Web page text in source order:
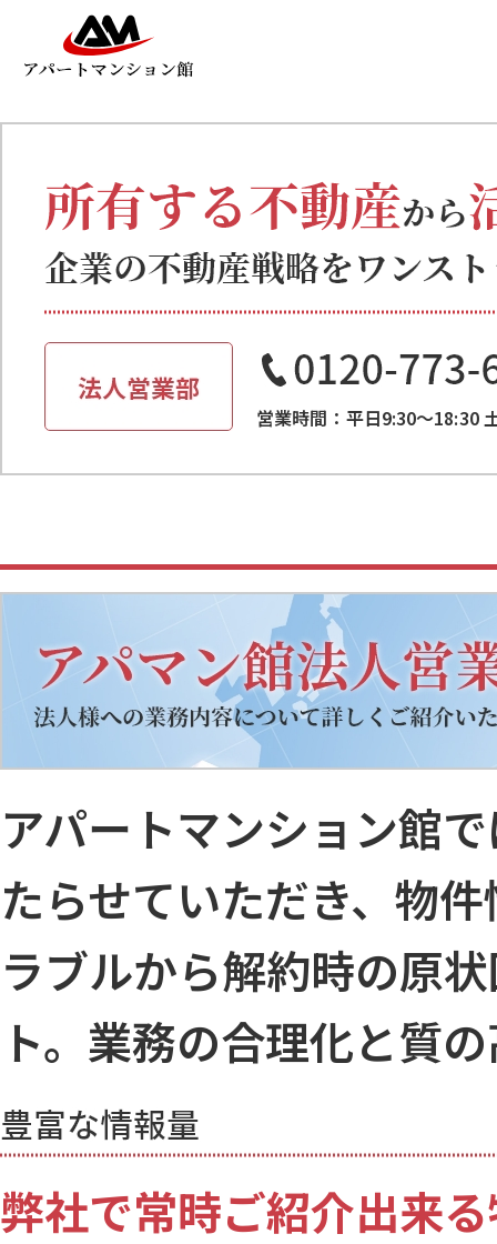
営業時間：平日9:30～18:30
アパートマンション館
たらせていただき、物
ラブルから解約時の原
ト。業務の合理化と質
弊社で常時ご紹介出来